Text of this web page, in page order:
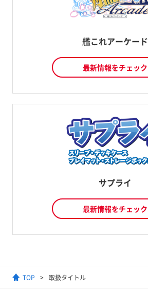
艦これアーケード
最新情報をチェック
サプライ
最新情報をチェック
TOP 取扱タイトル